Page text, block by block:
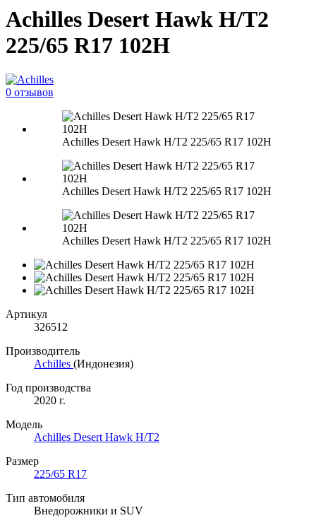
Achilles Desert Hawk H/T2
225/65 R17 102H
0 отзывов
Achilles Desert Hawk H/T2 225/65 R17 102H
Achilles Desert Hawk H/T2 225/65 R17 102H
Achilles Desert Hawk H/T2 225/65 R17 102H
Артикул
326512
Производитель
Achilles (Индонезия)
Год производства
2020 г.
Модель
Achilles Desert Hawk H/T2
Размер
225/65 R17
Тип автомобиля
Внедорожники и SUV